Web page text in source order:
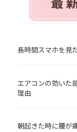
長時間スマホを見
エアコンの効いた
理由
朝起きた時に腰が